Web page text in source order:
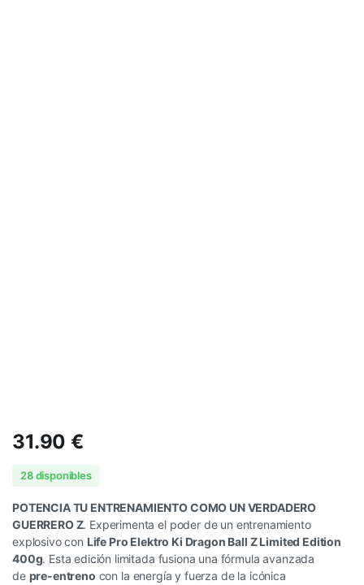
31.90€
28 disponibles
POTENCIA TU ENTRENAMIENTO COMO UN VERDADERO
GUERRERO Z. Experimenta el poder de un entrenamiento
explosivo con Life Pro Elektro Ki Dragon Ball Z Limited Edition
400g. Esta edición limitada fusiona una fórmula avanzada
de pre-entreno con la energía y fuerza de la icónica